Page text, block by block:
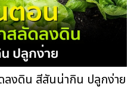
งดิน สีสันน่ากิน ปลูกง่าย